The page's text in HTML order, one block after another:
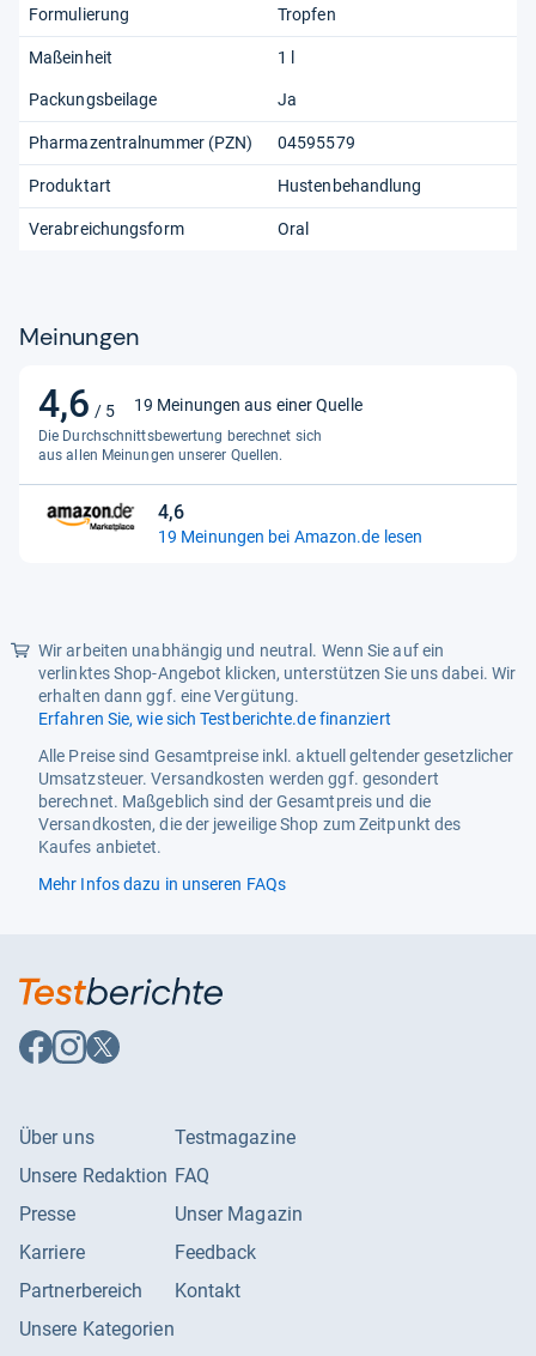
Formulierung Tropfen
Maßeinheit 1 l
Packungsbeilage Ja
Pharmazentralnummer (PZN) 04595579
Produktart Hustenbehandlung
Verabreichungsform Oral
Meinungen
4,6 / 5
4,6
von
5
Sternen
19 Meinungen aus einer Quelle
Die Durchschnittsbewertung berechnet sich
aus allen Meinungen unserer Quellen.
4,6
4,6
von
19 Meinungen bei Amazon.de lesen
Wir arbeiten unabhängig und neutral. Wenn Sie auf ein
verlinktes Shop-Angebot klicken, unterstützen Sie uns dabei. Wir
erhalten dann ggf. eine Vergütung.
Erfahren Sie, wie sich Testberichte.de finanziert
Alle Preise sind Gesamtpreise inkl. aktuell geltender gesetzlicher
Umsatzsteuer. Versandkosten werden ggf. gesondert
berechnet. Maßgeblich sind der Gesamtpreis und die
Versandkosten, die der jeweilige Shop zum Zeitpunkt des
Kaufes anbietet.
Mehr Infos dazu in unseren FAQs
Auf
Facebook
Auf
Instagram
Auf
X
Über uns
Unsere Redaktion
Presse
Karriere
Partnerbereich
Unsere Kategorien
Testmagazine
FAQ
Unser Magazin
Feedback
Kontakt